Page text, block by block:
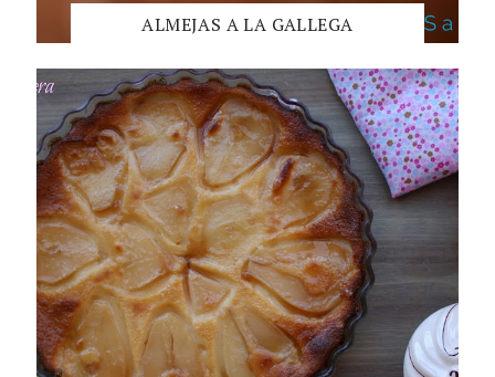
ALMEJAS A LA GALLEGA